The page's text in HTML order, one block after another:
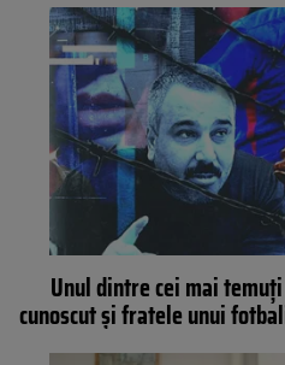
Unul dintre cei mai
cunoscut și fratele unui